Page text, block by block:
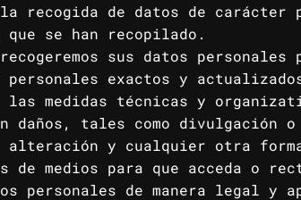
recogida de datos de
se han recopilado.
sus datos
personales exactos y
las medidas técnicas y
daños, tales como divulgación
y cualquier otra
de medios para que acceda o
personales de manera legal